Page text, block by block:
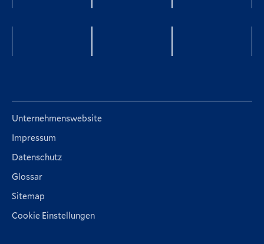
Unternehmenswebsite
Impressum
Datenschutz
Glossar
Sitemap
Cookie Einstellungen